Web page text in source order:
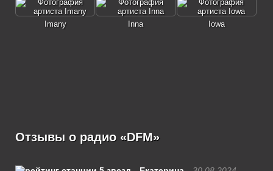
Imany Inna Iowa
Отзывы о радио «DFM»